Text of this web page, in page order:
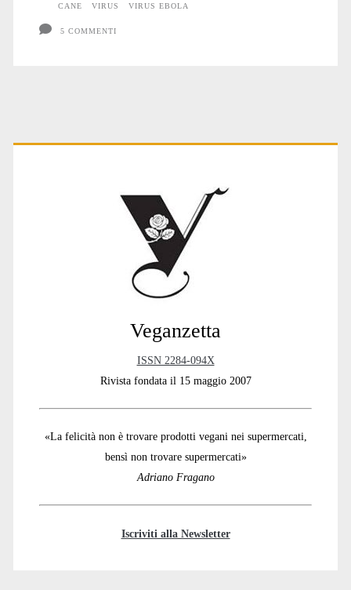
CANE
VIRUS VIRUS EBOLA
5 COMMENTI
Primary
Veganzetta
ISSN 2284-094X
Rivista fondata il 15 maggio 2007
«La felicità non è trovare prodotti vegani nei supermercati,
bensì non trovare supermercati»
Adriano Fragano
Iscriviti alla Newsletter